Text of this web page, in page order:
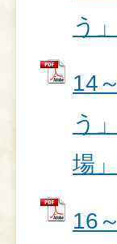
う
14
う
場
16